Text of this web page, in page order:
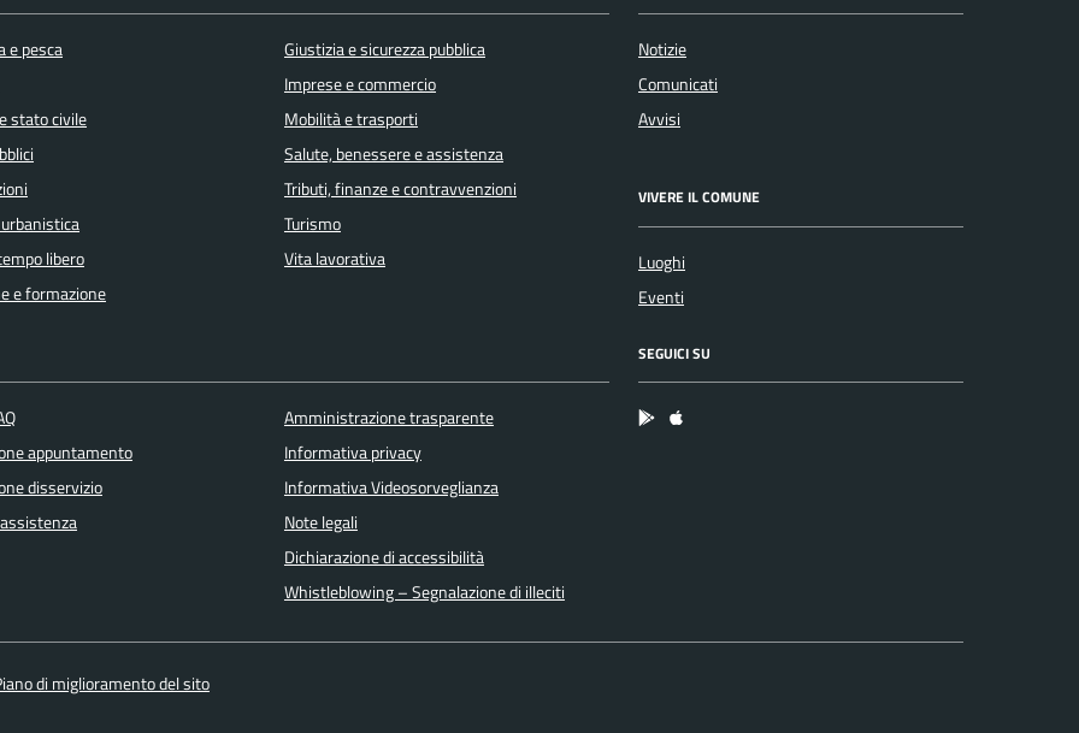
e pesca
stato civile
libero
e formazione
Giustizia e sicurezza pubblica
Imprese e commercio
Mobilità e trasporti
Salute, benessere e assistenza
Tributi, finanze e contravvenzioni
Turismo
Vita lavorativa
Notizie
Comunicati
Avvisi
VIVERE IL COMUNE
Luoghi
Eventi
appuntamento
disservizio
Amministrazione trasparente
Informativa privacy
Informativa Videosorveglianza
Note legali
Dichiarazione di accessibilità
Whistleblowing – Segnalazione di illeciti
SEGUICI SU
App Android
App IOS
di miglioramento del sito